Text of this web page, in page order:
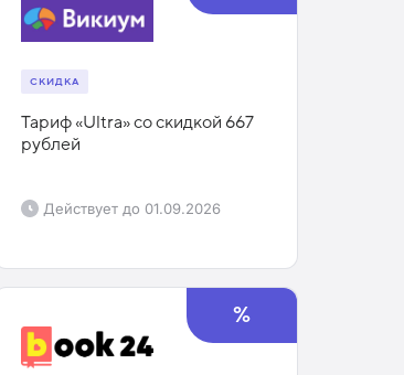
СКИДКА
Тариф «Ultra» со скидкой 667
рублей
Действует до 01.09.2026
%